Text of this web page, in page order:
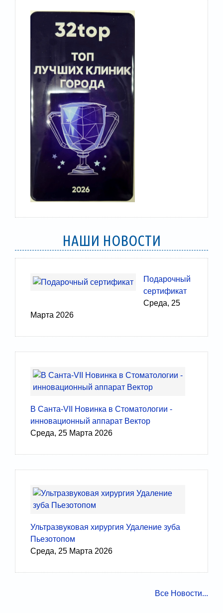
НАШИ НОВОСТИ
Подарочный
сертификат
Среда, 25
Марта 2026
В Санта-VII Новинка в Стоматологии -
инновационный аппарат Вектор
Среда, 25 Марта 2026
Ультразвуковая хирургия Удаление зуба
Пьезотопом
Среда, 25 Марта 2026
Все Новости...